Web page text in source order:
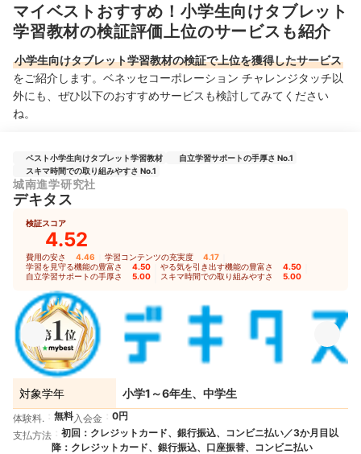
マイベストおすすめ！小学生向けタブレット
学習教材の検証評価上位のサービスも紹介
小学生向けタブレット学習教材の検証で上位を獲得したサービス
をご紹介します。ベネッセコーポレーション チャレンジタッチ以
外にも、ぜひ以下のおすすめサービスも検討してみてください
ね。
ベスト小学生向けタブレット学習教材
自立学習サポートの手厚さ No.1
スキマ時間での取り組みやすさ No.1
城南進学研究社
デキタス
検証スコア
4.52
費用の安さ 4.46 学習コンテンツの充実度 4.17
学習を見守る機能の豊富さ 4.50 やる気を引き出す機能の豊富さ 4.50
自立学習サポートの手厚さ 5.00 スキマ時間での取り組みやすさ 5.00
対象学年 小学1～6年生、中学生
体験料. 無料 入会金
0円
支払方法
初回：クレジットカード、銀行振込、コンビニ払い／3か月目以
降：クレジットカード、銀行振込、口座振替、コンビニ払い